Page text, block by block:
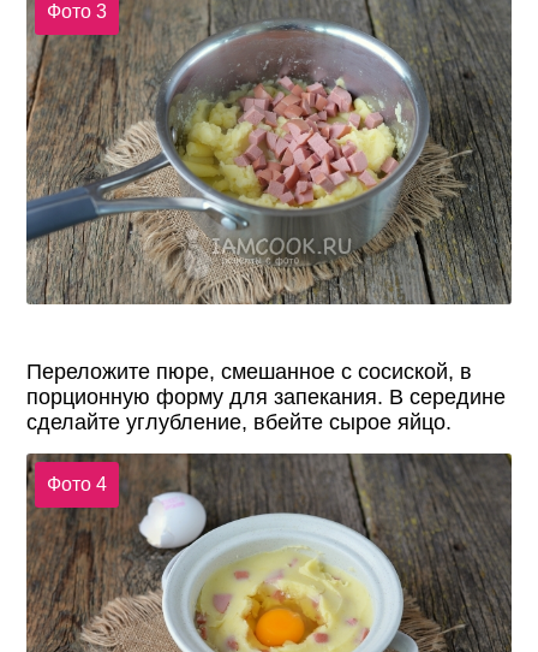
Фото 3
Переложите пюре, смешанное с сосиской, в
порционную форму для запекания. В середине
сделайте углубление, вбейте сырое яйцо.
Фото 4